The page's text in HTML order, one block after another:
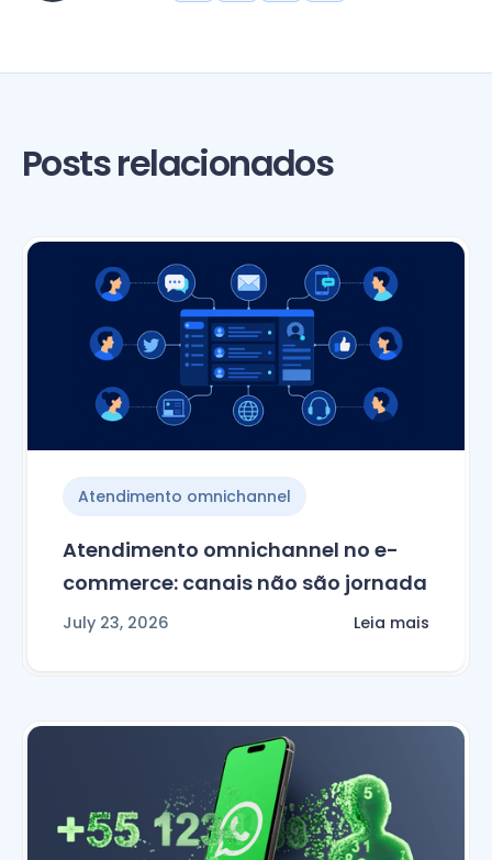
Posts relacionados
Atendimento omnichannel
Atendimento omnichannel no e-
commerce: canais não são jornada
July 23, 2026 Leia mais